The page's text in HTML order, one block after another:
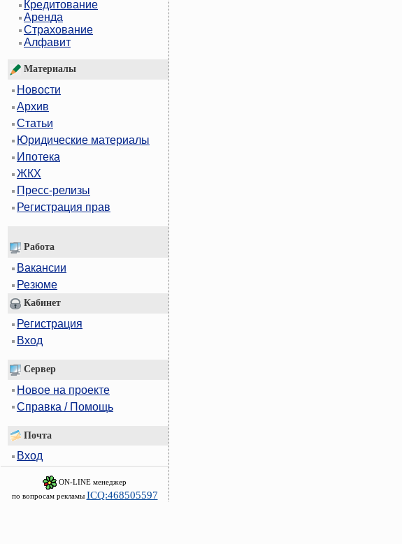
Кредитование
Аренда
Страхование
Алфавит
Материалы
Новости
Архив
Статьи
Юридические материалы
Ипотека
ЖКХ
Пресс-релизы
Регистрация прав
Работа
Вакансии
Резюме
Кабинет
Регистрация
Вход
Сервер
Новое на проекте
Справка / Помощь
Почта
Вход
ON-LINE менеджер
по вопросам рекламы ICQ:468505597